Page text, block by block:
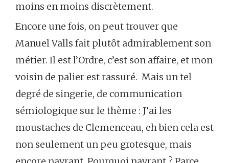
moins en moins discrètement.
Encore une fois, on peut trouver que
Manuel Valls fait plutôt admirablement son
métier. Il est l’Ordre, c’est son affaire, et mon
voisin de palier est rassuré. Mais un tel
degré de singerie, de communication
sémiologique sur le thème : J’ai les
moustaches de Clemenceau, eh bien cela est
non seulement un peu grotesque, mais